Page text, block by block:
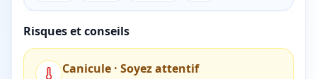
Risques et conseils
Canicule · Soyez attentif